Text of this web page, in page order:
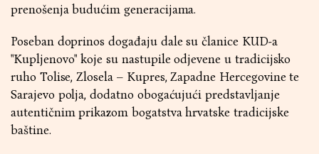
prenošenja budućim generacijama.
Poseban doprinos događaju dale su članice KUD-a
"Kupljenovo" koje su nastupile odjevene u tradicijsko
ruho Tolise, Zlosela – Kupres, Zapadne Hercegovine te
Sarajevo polja, dodatno obogaćujući predstavljanje
autentičnim prikazom bogatstva hrvatske tradicijske
baštine.